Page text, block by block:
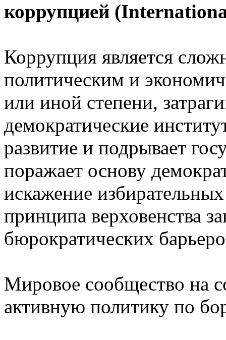
коррупцией
Коррупция является
политическим и
или иной степени,
демократические
развитие и подрывает
поражает основу
искажение
принципа верховенства
бюрократических
Мировое сообщество на
активную политику по